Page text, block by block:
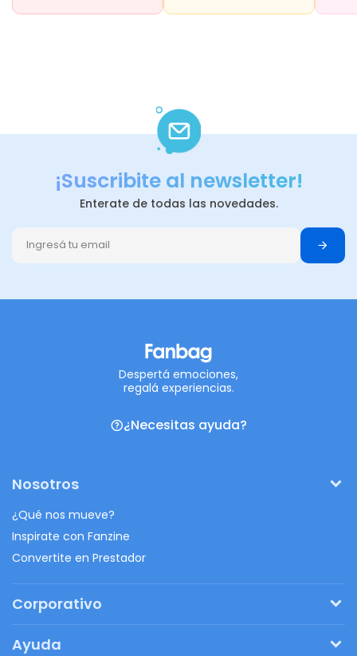
¡Suscribite al newsletter!
Enterate de todas las novedades.
Despertá emociones,
regalá experiencias.
¿Necesitas ayuda?
Nosotros
¿Qué nos mueve?
Inspirate con Fanzine
Convertite en Prestador
Corporativo
Ayuda